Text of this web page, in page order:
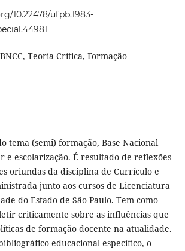
10.22478/ufpb.1983-
BNCC, Teoria Crítica, Formação
tema (semi) formação, Base Nacional
e escolarização. É resultado de reflexões
oriundas da disciplina de Currículo e
junto aos cursos de Licenciatura
do Estado de São Paulo. Tem como
criticamente sobre as influências que
de formação docente na atualidade.
educacional específico, o